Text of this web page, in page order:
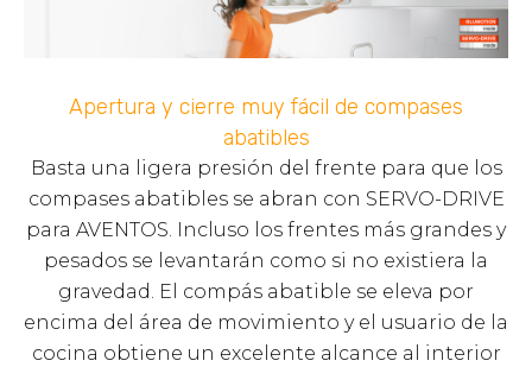
Apertura y cierre muy fácil de compases
abatibles
Basta una ligera presión del frente para que los
compases abatibles se abran con SERVO-DRIVE
para AVENTOS. Incluso los frentes más grandes y
pesados se levantarán como si no existiera la
gravedad. El compás abatible se eleva por
encima del área de movimiento y el usuario de la
cocina obtiene un excelente alcance al interior